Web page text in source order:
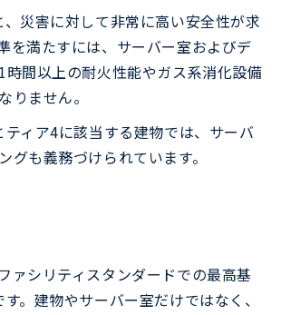
、災害に対して非常に高い安全性が求
を満たすには、サーバー室およびデ
時間以上の耐火性能やガス系消化設備
りません。
ティア4に該当する建物では、サーバ
グも義務づけられています。
ァシリティスタンダードでの最高基
。建物やサーバー室だけではなく、